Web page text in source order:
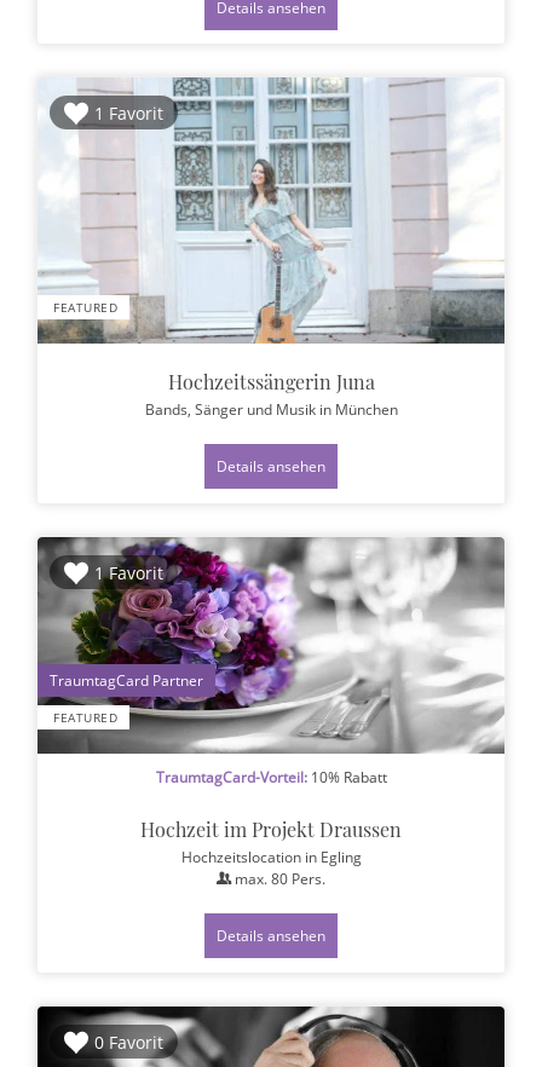
Details ansehen
1 Favorit
FEATURED
Hochzeitssängerin Juna
Bands, Sänger und Musik in München
Details ansehen
1 Favorit
FEATURED
1
TraumtagCard-Vorteil:10% Rabatt
Hochzeit im Projekt Draussen
Hochzeitslocation in Egling
max.80 Pers.
Details ansehen
0 Favorit